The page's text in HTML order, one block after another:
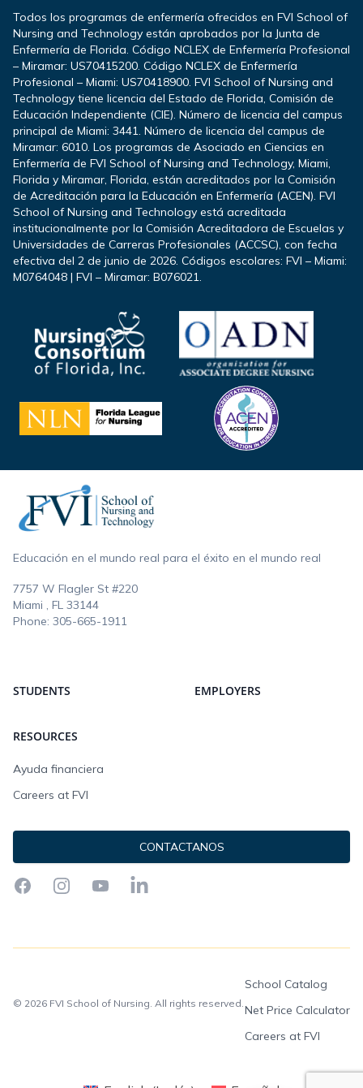
Todos los programas de enfermería ofrecidos en FVI School of
Nursing and Technology están aprobados por la Junta de
Enfermería de Florida. Código NCLEX de Enfermería Profesional
– Miramar: US70415200. Código NCLEX de Enfermería
Profesional – Miami: US70418900. FVI School of Nursing and
Technology tiene licencia del Estado de Florida, Comisión de
Educación Independiente (CIE). Número de licencia del campus
principal de Miami: 3441. Número de licencia del campus de
Miramar: 6010. Los programas de Asociado en Ciencias en
Enfermería de FVI School of Nursing and Technology, Miami,
Florida y Miramar, Florida, están acreditados por la Comisión
de Acreditación para la Educación en Enfermería (ACEN). FVI
School of Nursing and Technology está acreditada
institucionalmente por la Comisión Acreditadora de Escuelas y
Universidades de Carreras Profesionales (ACCSC), con fecha
efectiva del 2 de junio de 2026. Códigos escolares: FVI – Miami:
M0764048 | FVI – Miramar: B076021.
Educación en el mundo real para el éxito en el mundo real
7757 W Flagler St #220
Miami , FL 33144
Phone: 305-665-1911
STUDENTS EMPLOYERS
RESOURCES
Ayuda financiera
Careers at FVI
CONTACTANOS
FacebookInstagramYouTubeLinkedIn
© 2026 FVI School of Nursing. All rights reserved.
School Catalog
Net Price Calculator
Careers at FVI